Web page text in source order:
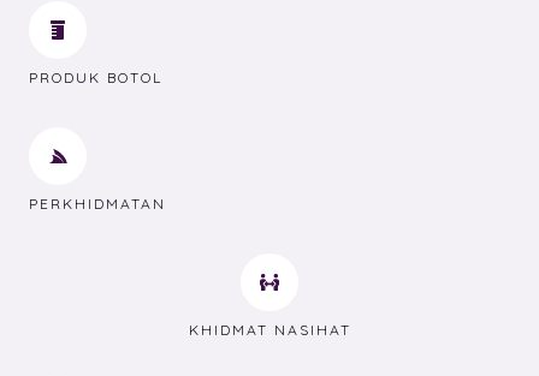
PRODUK BOTOL
PERKHIDMATAN
KHIDMAT NASIHAT